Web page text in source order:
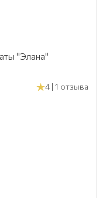
"Элана"
4 | 1 отзыва